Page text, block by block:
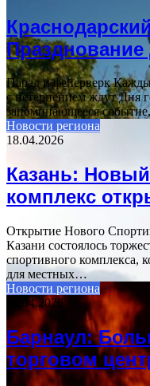
Празднование
Парад и фейерверк
с нетерпением ждут Дня
запоминающееся
Новости региона
18.04.2026
Казань:
комплекс
Открытие Нового
Казани состоялось
спортивного комплекса,
для местных…
Новости региона
12.04.2026
Барнаул:
торговом